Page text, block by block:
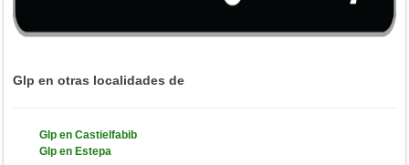
Glp en otras localidades de
Glp en Castielfabib
Glp en Estepa